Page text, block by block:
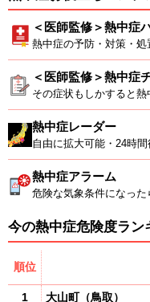
＜医師監修＞熱中症
熱中症の予防・対策・処
＜医師監修＞熱中症
その症状もしかすると熱
熱中症レーダー
自由に拡大可能・24時間
熱中症アラーム
危険な気象条件になった
今の熱中症危険度ラン
順位
1 大山町（鳥取）